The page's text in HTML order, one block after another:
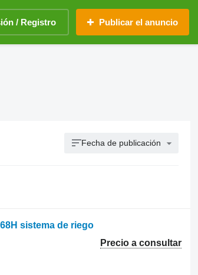
/ Registro Publicar el anuncio
Fecha de publicación
sistema de riego
Precio a consultar